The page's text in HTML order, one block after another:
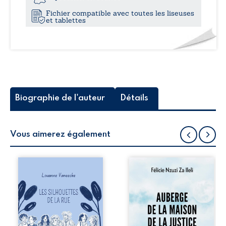
Fichier compatible avec toutes les liseuses
et tablettes
Biographie de l'auteur Détails
Vous aimerez également
la rue donne la
parole à six
personnages
ordinaires,
traversés par des
pensées, des
Auberge de la
récit-témoignage
consacré au
parcours
exemplaire de